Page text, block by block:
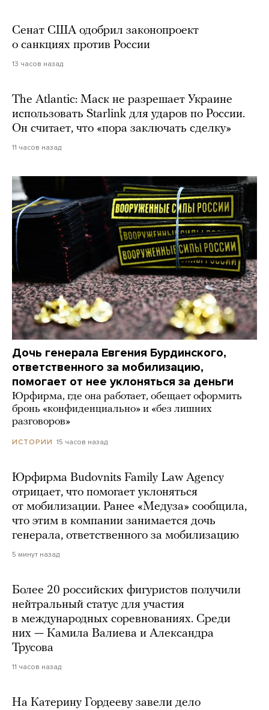
Сенат США одобрил законопроект
о санкциях против России
13 часов назад
The Atlantic: Маск не разрешает Украине
использовать Starlink для ударов по России.
Он считает, что «пора заключать сделку»
11 часов назад
Дочь генерала Евгения Бурдинского,
ответственного за мобилизацию,
помогает от нее уклоняться за деньги
Юрфирма, где она работает, обещает оформить
бронь «конфиденциально» и «без лишних
разговоров»
ИСТОРИИ 15 часов назад
Юрфирма Budovnits Family Law Agency
отрицает, что помогает уклоняться
от мобилизации. Ранее «Медуза» сообщила,
что этим в компании занимается дочь
генерала, ответственного за мобилизацию
5 минут назад
Более 20 российских фигуристов получили
нейтральный статус для участия
в международных соревнованиях. Среди
них — Камила Валиева и Александра
Трусова
11 часов назад
На Катерину Гордееву завели дело